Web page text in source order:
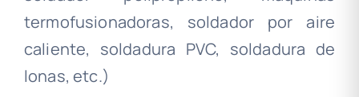
termofusionadoras, soldador por aire
caliente, soldadura PVC, soldadura de
lonas, etc.)